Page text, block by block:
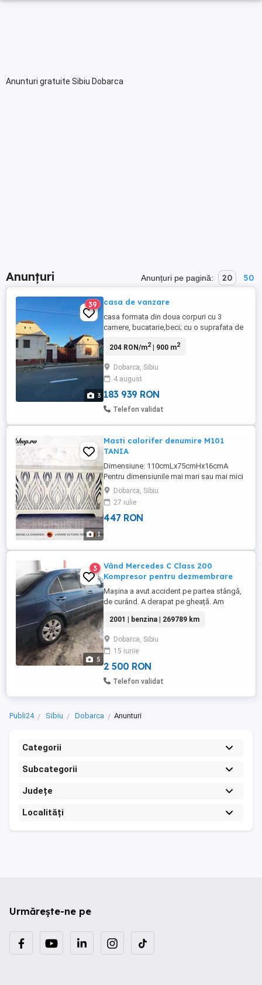
Anunturi gratuite Sibiu Dobarca
Anunțuri Anunțuri pe pagină: 20 50
3
39 casa de vanzare
casa formata din doua corpuri cu 3
camere, bucatarie,beci; cu o suprafata de
de Sibiu, apa curenta, racordarea la gaze
204 RON/m2| 900 m2
Dobarca, Sibiu
4 august
183 939 RON
Telefon validat
1
Masti calorifer denumire M101
TANIA
Dimensiune: 110cmLx75cmHx16cmA
Pentru dimensiunile mai mari sau mai mici
decat cele afișate, trimiteți pe e-mail
masura exactă și vi se va comunica prețul.
Se pot realiza modele la comanda si din
sectiunea " Pereti decorativi" Mastile sunt
Dobarca, Sibiu
27 iulie
447 RON
5
3
Vând Mercedes C Class 200
Kompresor pentru dezmembrare
Mașina a avut accident pe partea stângă,
de curând. A derapat pe gheață. Am
funcțională. Nu are nici o eroare în bord
după cum se vede și în poze. Anul de
fabricație 2001. Cutie automată care
merge perfect. Motor 2.0 l. Pe benzină.
Trage bine: 164 CP Kilometri ...
2001 | benzina | 269789 km
Dobarca, Sibiu
15 iunie
2 500 RON
Telefon validat
Publi24 Sibiu Dobarca Anunturi
Categorii
Subcategorii
Județe
Localități
Urmărește-ne pe